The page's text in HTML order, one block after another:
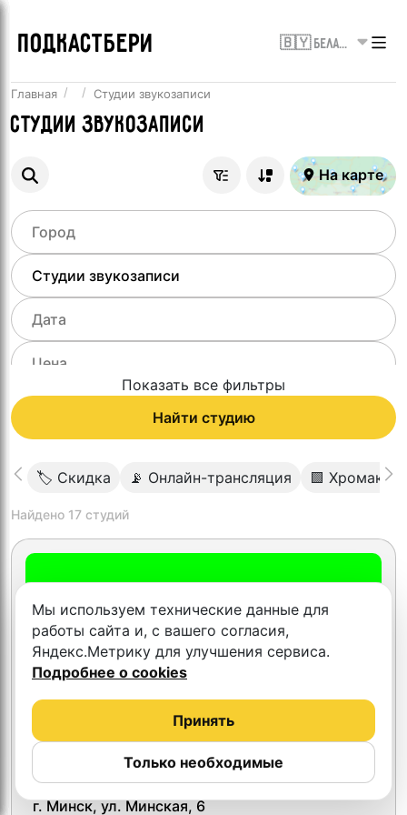
ПОДКАСТБЕРИ 🇧🇾 Беларусь
Главная Студии звукозаписи
Студии звукозаписи
На карте
Показать все фильтры
Найти студию
🏷 Скидка 📡 Онлайн-трансляция 🟩 Хромакей
Найдено 17 студий
Тест Минск
г. Минск, ул. Минская, 6
Мы используем технические данные для
работы сайта и, с вашего согласия,
Яндекс.Метрику для улучшения сервиса.
Подробнее о cookies
Только необходимые
Принять